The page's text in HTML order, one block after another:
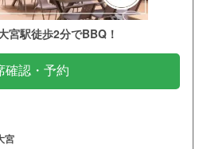
宮駅徒歩2分でBBQ！
確認・予約
宮